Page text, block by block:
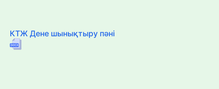
КТЖ Дене шынықтыру пәні